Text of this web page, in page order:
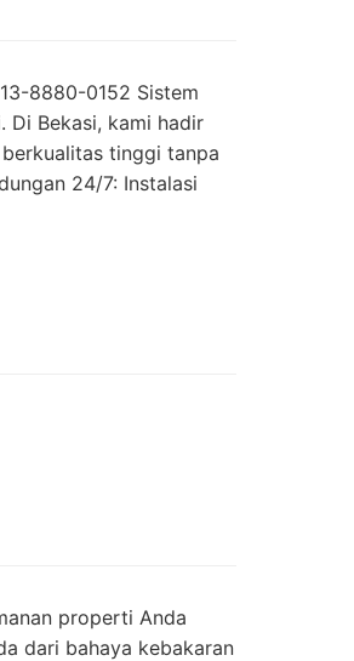
8880-0152 Sistem
Di Bekasi, kami hadir
tinggi tanpa
24/7: Instalasi
properti Anda
dari bahaya kebakaran